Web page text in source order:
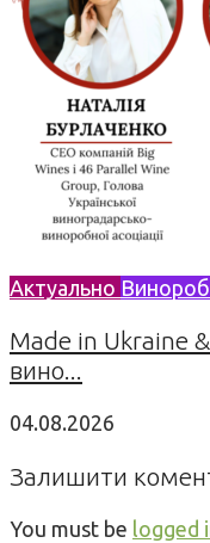
Актуально
Made in Ukraine
вино...
04.08.2026
Залишити
You must be logged